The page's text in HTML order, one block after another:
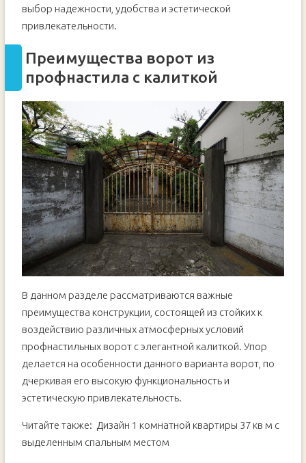
выбор надежности, удобства и эстетической
привлекательности.
Преимущества ворот из
профнастила с калиткой
В данном разделе рассматриваются важные
преимущества конструкции, состоящей из стойких к
воздействию различных атмосферных условий
профнастильных ворот с элегантной калиткой. Упор
делается на особенности данного варианта ворот, по
дчеркивая его высокую функциональность и
эстетическую привлекательность.
Читайте также: Дизайн 1 комнатной квартиры 37 кв м с
выделенным спальным местом